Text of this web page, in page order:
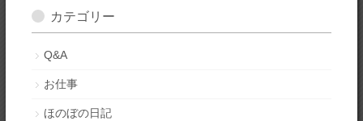
カテゴリー
Q&A
お仕事
ほのぼの日記